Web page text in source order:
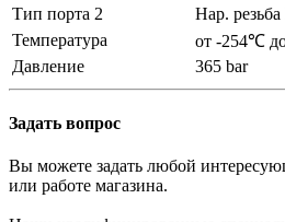
Тип порта 2
Нар.
Температура
от -254℃
Давление
365 bar
Задать вопрос
Вы можете задать любой
или работе магазина.